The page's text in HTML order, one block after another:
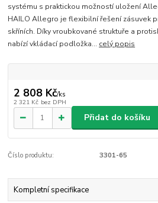
systému s praktickou možností uložení
HAILO Allegro je flexibilní řešení zásuvek
skříních. Díky vroubkované struktuře a
nabízí vkládací podložka... celý popis
2 808 Kč/ks
2 321 Kč bez DPH
Přidat do košíku
Číslo produktu: 3301-65
Kompletní specifikace